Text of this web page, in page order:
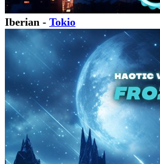
Iberian - Tokio